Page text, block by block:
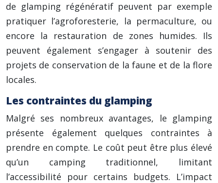
de glamping régénératif peuvent par exemple
pratiquer l’agroforesterie, la permaculture, ou
encore la restauration de zones humides. Ils
peuvent également s’engager à soutenir des
projets de conservation de la faune et de la flore
locales.
Les contraintes du glamping
Malgré ses nombreux avantages, le glamping
présente également quelques contraintes à
prendre en compte. Le coût peut être plus élevé
qu’un camping traditionnel, limitant
l’accessibilité pour certains budgets. L’impact